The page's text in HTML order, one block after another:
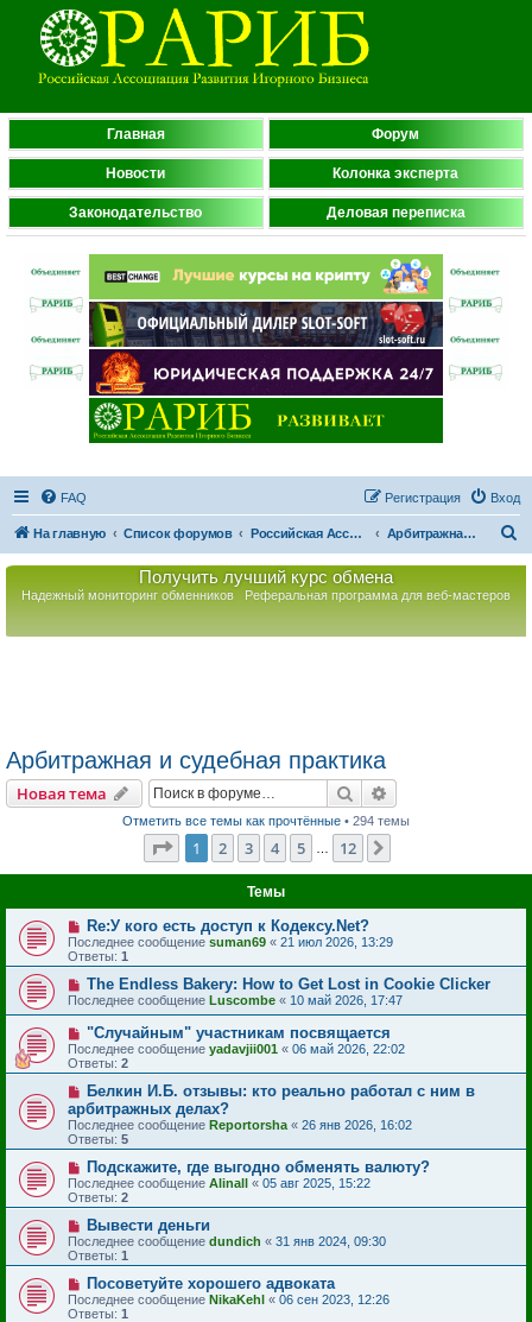
Главная Форум
Новости Колонка эксперта
Законодательство Деловая переписка
FAQ Вход
Регистрация
На главную Список форумов Российская Ассоциация Развития Игорного Бизнеса Арбитражная и судебная практика
Получить лучший курс обмена
Надежный мониторинг обменников Реферальная программа для веб-мастеров
Арбитражная и судебная практика
Новая тема Поиск
Отметить все темы как прочтённые • 294 темы
Страница из 12
1 2 3 4 5 12
Темы
Re:У кого есть доступ к Кодексу.Net?
Последнее сообщение suman69 « 21 июл 2026, 13:29
Ответы: 1
The Endless Bakery: How to Get Lost in Cookie Clicker
Последнее сообщение Luscombe « 10 май 2026, 17:47
"Случайным" участникам посвящается
Последнее сообщение yadavjii001 « 06 май 2026, 22:02
Ответы: 2
Белкин И.Б. отзывы: кто реально работал с ним в
арбитражных делах?
Последнее сообщение Reportorsha « 26 янв 2026, 16:02
Ответы: 5
Подскажите, где выгодно обменять валюту?
Последнее сообщение Alinall « 05 авг 2025, 15:22
Ответы: 2
Вывести деньги
Последнее сообщение dundich « 31 янв 2024, 09:30
Ответы: 1
Посоветуйте хорошего адвоката
Последнее сообщение NikaKehl « 06 сен 2023, 12:26
Ответы: 1